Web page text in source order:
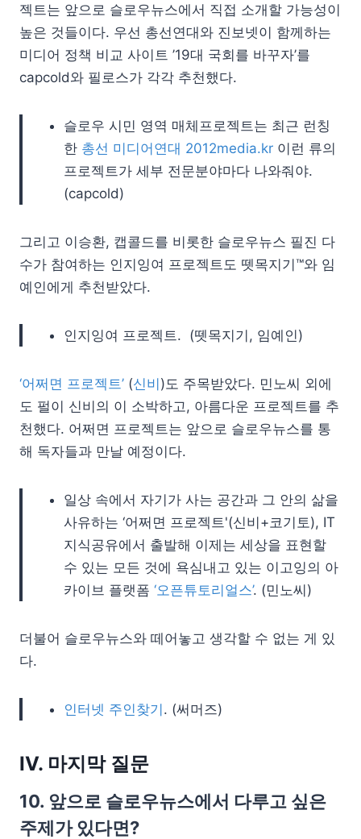
젝트는 앞으로 슬로우뉴스에서 직접 소개할 가능성이
높은 것들이다. 우선 총선연대와 진보넷이 함께하는
미디어 정책 비교 사이트 ’19대 국회를 바꾸자’를
capcold와 필로스가 각각 추천했다.
슬로우 시민 영역 매체프로젝트는 최근 런칭
한 총선 미디어연대 2012media.kr 이런 류의
프로젝트가 세부 전문분야마다 나와줘야.
(capcold)
그리고 이승환, 캡콜드를 비롯한 슬로우뉴스 필진 다
수가 참여하는 인지잉여 프로젝트도 뗏목지기™와 임
예인에게 추천받았다.
인지잉여 프로젝트. (뗏목지기, 임예인)
‘어쩌면 프로젝트’ (신비)도 주목받았다. 민노씨 외에
도 펄이 신비의 이 소박하고, 아름다운 프로젝트를 추
천했다. 어쩌면 프로젝트는 앞으로 슬로우뉴스를 통
해 독자들과 만날 예정이다.
일상 속에서 자기가 사는 공간과 그 안의 삶을
사유하는 ‘어쩌면 프로젝트'(신비+코기토), IT
지식공유에서 출발해 이제는 세상을 표현할
수 있는 모든 것에 욕심내고 있는 이고잉의 아
카이브 플랫폼 ‘오픈튜토리얼스’. (민노씨)
더불어 슬로우뉴스와 떼어놓고 생각할 수 없는 게 있
다.
인터넷 주인찾기. (써머즈)
IV. 마지막 질문
10. 앞으로 슬로우뉴스에서 다루고 싶은
주제가 있다면?